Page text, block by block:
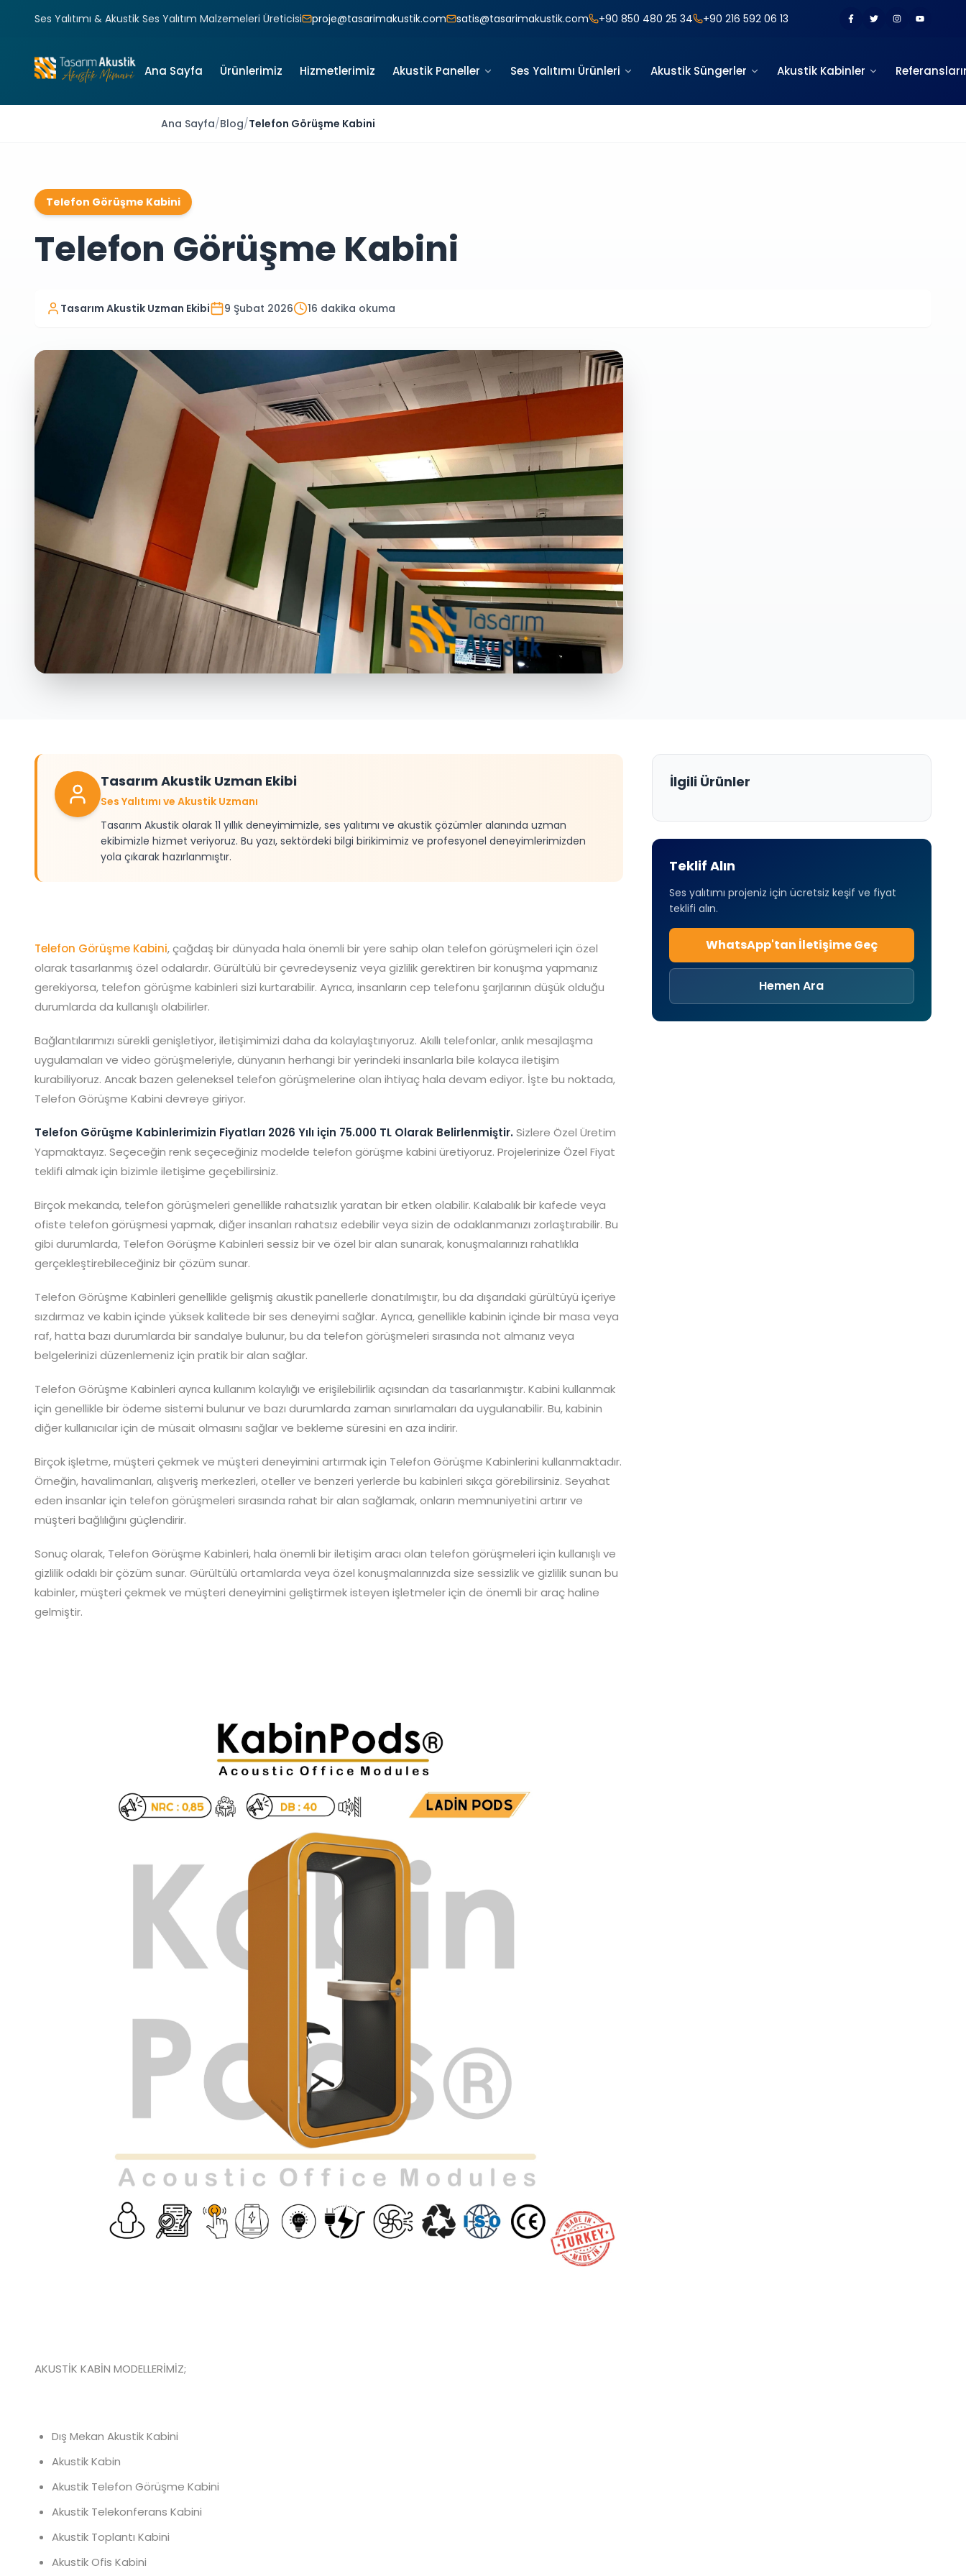
Ses Yalıtımı & Akustik Ses Yalıtım Malzemeleri Üreticisi proje@tasarimakustik.com satis@tasarimakustik.com +90 850 480 25 34 +90 216 592 06 13
Ana Sayfa Ürünlerimiz Hizmetlerimiz Akustik Paneller Ses Yalıtımı Ürünleri Akustik Süngerler Akustik Kabinler
Ana Sayfa/Blog/Telefon Görüşme Kabini
Telefon Görüşme Kabini
Telefon Görüşme Kabini
Tasarım Akustik Uzman Ekibi 9 Şubat 2026 16 dakika okuma
Tasarım Akustik Uzman Ekibi
Ses Yalıtımı ve Akustik Uzmanı
Tasarım Akustik olarak 11 yıllık deneyimimizle, ses yalıtımı ve akustik çözümler alanında uzman
ekibimizle hizmet veriyoruz. Bu yazı, sektördeki bilgi birikimimiz ve profesyonel deneyimlerimizden
yola çıkarak hazırlanmıştır.
Telefon Görüşme Kabini, çağdaş bir dünyada hala önemli bir yere sahip olan telefon görüşmeleri için özel
olarak tasarlanmış özel odalardır. Gürültülü bir çevredeyseniz veya gizlilik gerektiren bir konuşma yapmanız
gerekiyorsa, telefon görüşme kabinleri sizi kurtarabilir. Ayrıca, insanların cep telefonu şarjlarının düşük olduğu
durumlarda da kullanışlı olabilirler.
Bağlantılarımızı sürekli genişletiyor, iletişimimizi daha da kolaylaştırıyoruz. Akıllı telefonlar, anlık mesajlaşma
uygulamaları ve video görüşmeleriyle, dünyanın herhangi bir yerindeki insanlarla bile kolayca iletişim
kurabiliyoruz. Ancak bazen geleneksel telefon görüşmelerine olan ihtiyaç hala devam ediyor. İşte bu noktada,
Telefon Görüşme Kabini devreye giriyor.
Telefon Görüşme Kabinlerimizin Fiyatları 2026 Yılı için 75.000 TL Olarak Belirlenmiştir.Sizlere Özel Üretim
Yapmaktayız. Seçeceğin renk seçeceğiniz modelde telefon görüşme kabini üretiyoruz. Projelerinize Özel Fiyat
teklifi almak için bizimle iletişime geçebilirsiniz.
Birçok mekanda, telefon görüşmeleri genellikle rahatsızlık yaratan bir etken olabilir. Kalabalık bir kafede veya
ofiste telefon görüşmesi yapmak, diğer insanları rahatsız edebilir veya sizin de odaklanmanızı zorlaştırabilir. Bu
gibi durumlarda, Telefon Görüşme Kabinleri sessiz bir ve özel bir alan sunarak, konuşmalarınızı rahatlıkla
gerçekleştirebileceğiniz bir çözüm sunar.
Telefon Görüşme Kabinleri genellikle gelişmiş akustik panellerle donatılmıştır, bu da dışarıdaki gürültüyü içeriye
sızdırmaz ve kabin içinde yüksek kalitede bir ses deneyimi sağlar. Ayrıca, genellikle kabinin içinde bir masa veya
raf, hatta bazı durumlarda bir sandalye bulunur, bu da telefon görüşmeleri sırasında not almanız veya
belgelerinizi düzenlemeniz için pratik bir alan sağlar.
Telefon Görüşme Kabinleri ayrıca kullanım kolaylığı ve erişilebilirlik açısından da tasarlanmıştır. Kabini kullanmak
için genellikle bir ödeme sistemi bulunur ve bazı durumlarda zaman sınırlamaları da uygulanabilir. Bu, kabinin
diğer kullanıcılar için de müsait olmasını sağlar ve bekleme süresini en aza indirir.
Birçok işletme, müşteri çekmek ve müşteri deneyimini artırmak için Telefon Görüşme Kabinlerini kullanmaktadır.
Örneğin, havalimanları, alışveriş merkezleri, oteller ve benzeri yerlerde bu kabinleri sıkça görebilirsiniz. Seyahat
eden insanlar için telefon görüşmeleri sırasında rahat bir alan sağlamak, onların memnuniyetini artırır ve
müşteri bağlılığını güçlendirir.
Sonuç olarak, Telefon Görüşme Kabinleri, hala önemli bir iletişim aracı olan telefon görüşmeleri için kullanışlı ve
gizlilik odaklı bir çözüm sunar. Gürültülü ortamlarda veya özel konuşmalarınızda size sessizlik ve gizlilik sunan bu
kabinler, müşteri çekmek ve müşteri deneyimini geliştirmek isteyen işletmeler için de önemli bir araç haline
gelmiştir.
AKUSTİK KABİN MODELLERİMİZ;
Dış Mekan Akustik Kabini
Akustik Kabin
Akustik Telefon Görüşme Kabini
Akustik Telekonferans Kabini
Akustik Toplantı Kabini
Akustik Ofis Kabini
İlgili Ürünler
Teklif Alın
Ses yalıtımı projeniz için ücretsiz keşif ve fiyat
teklifi alın.
WhatsApp'tan İletişime Geç
Hemen Ara